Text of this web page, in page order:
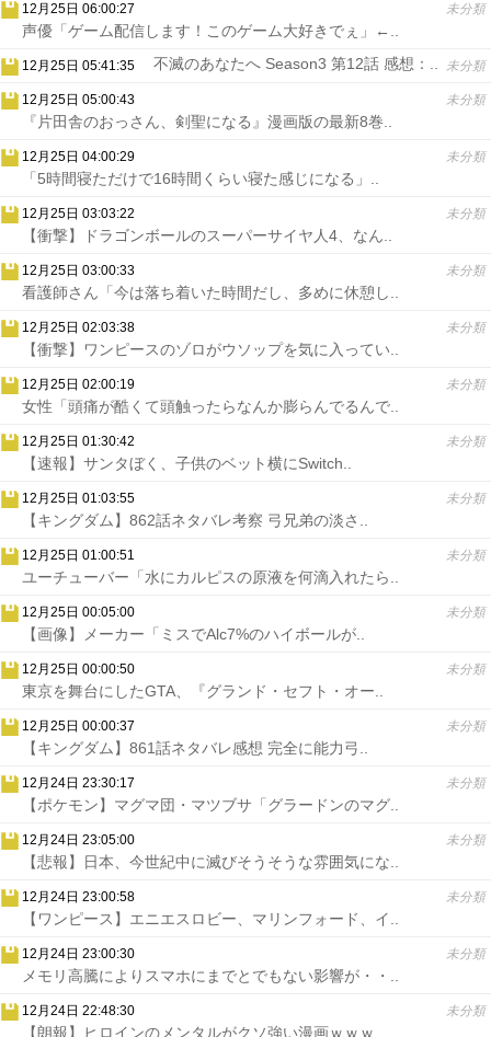
12月25日 06:00:27 未分類
声優「ゲーム配信します！このゲーム大好きでぇ」←..
12月25日 05:41:35 未分類
不滅のあなたへ Season3 第12話 感想：..
12月25日 05:00:43 未分類
『片田舎のおっさん、剣聖になる』漫画版の最新8巻..
12月25日 04:00:29 未分類
「5時間寝ただけで16時間くらい寝た感じになる」..
12月25日 03:03:22 未分類
【衝撃】ドラゴンボールのスーパーサイヤ人4、なん..
12月25日 03:00:33 未分類
看護師さん「今は落ち着いた時間だし、多めに休憩し..
12月25日 02:03:38 未分類
【衝撃】ワンピースのゾロがウソップを気に入ってい..
12月25日 02:00:19 未分類
女性「頭痛が酷くて頭触ったらなんか膨らんでるんで..
12月25日 01:30:42 未分類
【速報】サンタぼく、子供のベット横にSwitch..
12月25日 01:03:55 未分類
【キングダム】862話ネタバレ考察 弓兄弟の淡さ..
12月25日 01:00:51 未分類
ユーチューバー「水にカルピスの原液を何滴入れたら..
12月25日 00:05:00 未分類
【画像】メーカー「ミスでAlc7%のハイボールが..
12月25日 00:00:50 未分類
東京を舞台にしたGTA、『グランド・セフト・オー..
12月25日 00:00:37 未分類
【キングダム】861話ネタバレ感想 完全に能力弓..
12月24日 23:30:17 未分類
【ポケモン】マグマ団・マツブサ「グラードンのマグ..
12月24日 23:05:00 未分類
【悲報】日本、今世紀中に滅びそうそうな雰囲気にな..
12月24日 23:00:58 未分類
【ワンピース】エニエスロビー、マリンフォード、イ..
12月24日 23:00:30 未分類
メモリ高騰によりスマホにまでとでもない影響が・・..
12月24日 22:48:30 未分類
【朗報】ヒロインのメンタルがクソ強い漫画ｗｗｗ..